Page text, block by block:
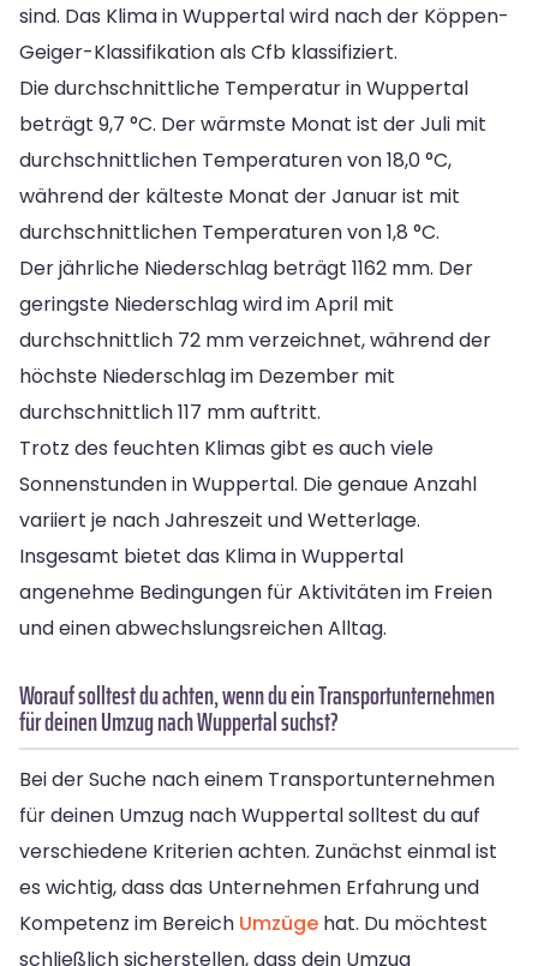
sind. Das Klima in Wuppertal wird nach der Köppen-
Geiger-Klassifikation als Cfb klassifiziert.
Die durchschnittliche Temperatur in Wuppertal
beträgt 9,7 °C. Der wärmste Monat ist der Juli mit
durchschnittlichen Temperaturen von 18,0 °C,
während der kälteste Monat der Januar ist mit
durchschnittlichen Temperaturen von 1,8 °C.
Der jährliche Niederschlag beträgt 1162 mm. Der
geringste Niederschlag wird im April mit
durchschnittlich 72 mm verzeichnet, während der
höchste Niederschlag im Dezember mit
durchschnittlich 117 mm auftritt.
Trotz des feuchten Klimas gibt es auch viele
Sonnenstunden in Wuppertal. Die genaue Anzahl
variiert je nach Jahreszeit und Wetterlage.
Insgesamt bietet das Klima in Wuppertal
angenehme Bedingungen für Aktivitäten im Freien
und einen abwechslungsreichen Alltag.
Worauf solltest du achten, wenn du ein Transportunternehmen
für deinen Umzug nach Wuppertal suchst?
Bei der Suche nach einem Transportunternehmen
für deinen Umzug nach Wuppertal solltest du auf
verschiedene Kriterien achten. Zunächst einmal ist
es wichtig, dass das Unternehmen Erfahrung und
Kompetenz im Bereich Umzüge hat. Du möchtest
schließlich sicherstellen, dass dein Umzug